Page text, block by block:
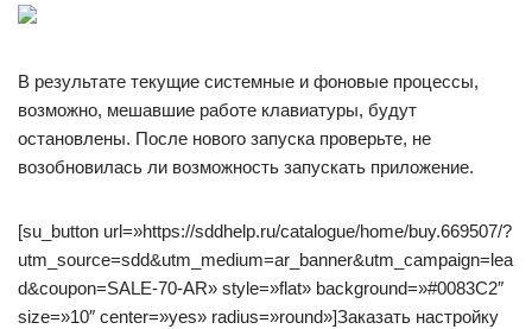
В результате текущие системные и фоновые процессы,
возможно, мешавшие работе клавиатуры, будут
остановлены. После нового запуска проверьте, не
возобновилась ли возможность запускать приложение.
[su_button url=»https://sddhelp.ru/catalogue/home/buy.669507/?
utm_source=sdd&utm_medium=ar_banner&utm_campaign=lea
d&coupon=SALE-70-AR» style=»flat» background=»#0083C2″
size=»10″ center=»yes» radius=»round»]Заказать настройку